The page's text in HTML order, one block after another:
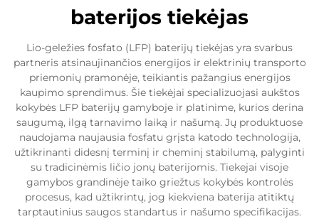
baterijos tiekėjas
Lio-geležies fosfato (LFP) baterijų tiekėjas yra svarbus
partneris atsinaujinančios energijos ir elektrinių transporto
priemonių pramonėje, teikiantis pažangius energijos
kaupimo sprendimus. Šie tiekėjai specializuojasi aukštos
kokybės LFP baterijų gamyboje ir platinime, kurios derina
saugumą, ilgą tarnavimo laiką ir našumą. Jų produktuose
naudojama naujausia fosfatu grįsta katodo technologija,
užtikrinanti didesnį terminį ir cheminį stabilumą, palyginti
su tradicinėmis ličio jonų baterijomis. Tiekejai visoje
gamybos grandinėje taiko griežtus kokybės kontrolės
procesus, kad užtikrintų, jog kiekviena baterija atitiktų
tarptautinius saugos standartus ir našumo specifikacijas.